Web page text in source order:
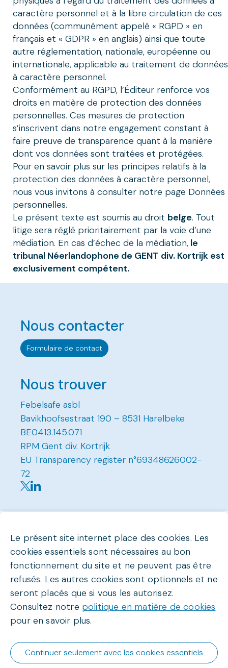
caractère personnel et à la libre circulation de ces
données (communément appelé « RGPD » en
français et « GDPR » en anglais) ainsi que toute
autre réglementation, nationale, européenne ou
internationale, applicable au traitement de données
à caractère personnel.
Conformément au RGPD, l’Éditeur renforce vos
droits en matière de protection des données
personnelles. Ces mesures de protection
s’inscrivent dans notre engagement constant à
faire preuve de transparence quant à la manière
dont vos données sont traitées et protégées.
Pour en savoir plus sur les principes relatifs à la
protection des données à caractère personnel,
nous vous invitons à consulter notre page Données
personnelles.
Le présent texte est soumis au droit belge. Tout
litige sera réglé prioritairement par la voie d’une
médiation. En cas d’échec de la médiation, le
tribunal Néerlandophone de GENT div. Kortrijk est
exclusivement compétent.
Nous contacter
Formulaire de contact
Nous trouver
Febelsafe asbl
Bavikhoofsestraat 190 – 8531 Harelbeke
BE0413.145.071
RPM Gent div. Kortrijk
EU Transparency register n°69348626002-
72
Le présent site internet place des cookies. Les
cookies essentiels sont nécessaires au bon
fonctionnement du site et ne peuvent pas être
refusés. Les autres cookies sont optionnels et ne
seront placés que si vous les autorisez.
Consultez notre politique en matière de cookies
pour en savoir plus.
Continuer seulement avec les cookies essentiels